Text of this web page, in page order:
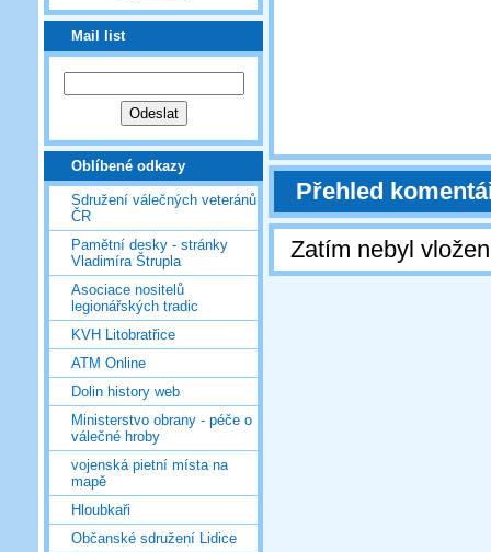
Mail list
Oblíbené odkazy
Sdružení válečných veteránů
ČR
Pamětní desky - stránky
Vladimíra Štrupla
Asociace nositelů
legionářských tradic
KVH Litobratřice
ATM Online
Dolin history web
Ministerstvo obrany - péče o
válečné hroby
vojenská pietní místa na
mapě
Hloubkaři
Občanské sdružení Lidice
Přehled
Zatím nebyl